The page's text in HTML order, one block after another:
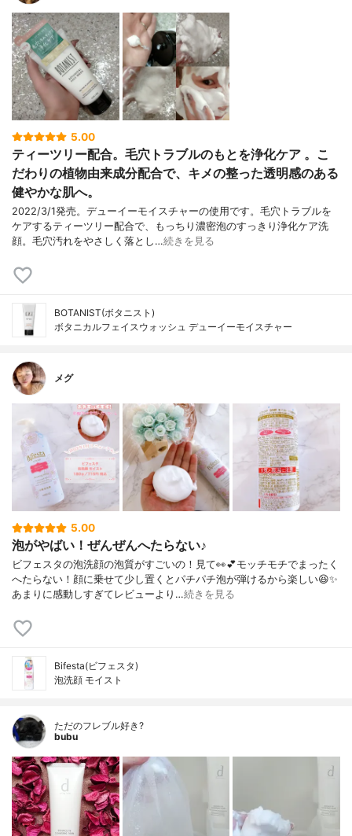
5.00
ティーツリー配合。毛穴トラブルのもとを浄化ケア 。こ
だわりの植物由来成分配合で、キメの整った透明感のある
健やかな肌へ。
2022/3/1発売。デューイーモイスチャーの使用です。毛穴トラブルを
ケアするティーツリー配合で、もっちり濃密泡のすっきり浄化ケア洗
顔。毛穴汚れをやさしく落とし…続きを見る
BOTANIST(ボタニスト)
ボタニカルフェイスウォッシュ デューイーモイスチャー
メグ
5.00
泡がやばい！ぜんぜんへたらない♪
ビフェスタの泡洗顔の泡質がすごいの！見て👀💕モッチモチでまったく
へたらない！顔に乗せて少し置くとパチパチ泡が弾けるから楽しい😆✨
あまりに感動しすぎてレビューより…続きを見る
Bifesta(ビフェスタ)
泡洗顔 モイスト
ただのフレブル好き?
bubu